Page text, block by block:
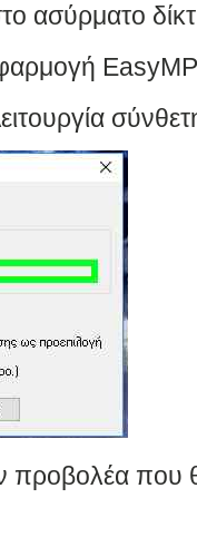
ασύρματο
προβολέα που